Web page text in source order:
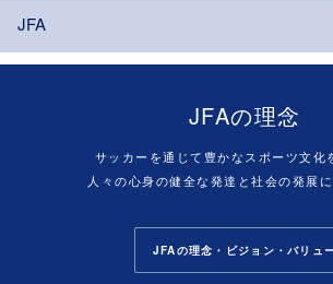
JFA
JFAの理念
サッカーを通じて豊かなスポーツ文化
人々の心身の健全な発達と社会の発展に
JFAの理念・ビジョン・バリュ